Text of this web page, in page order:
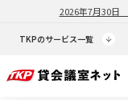
2026年7月30日
TKPのサービス一覧